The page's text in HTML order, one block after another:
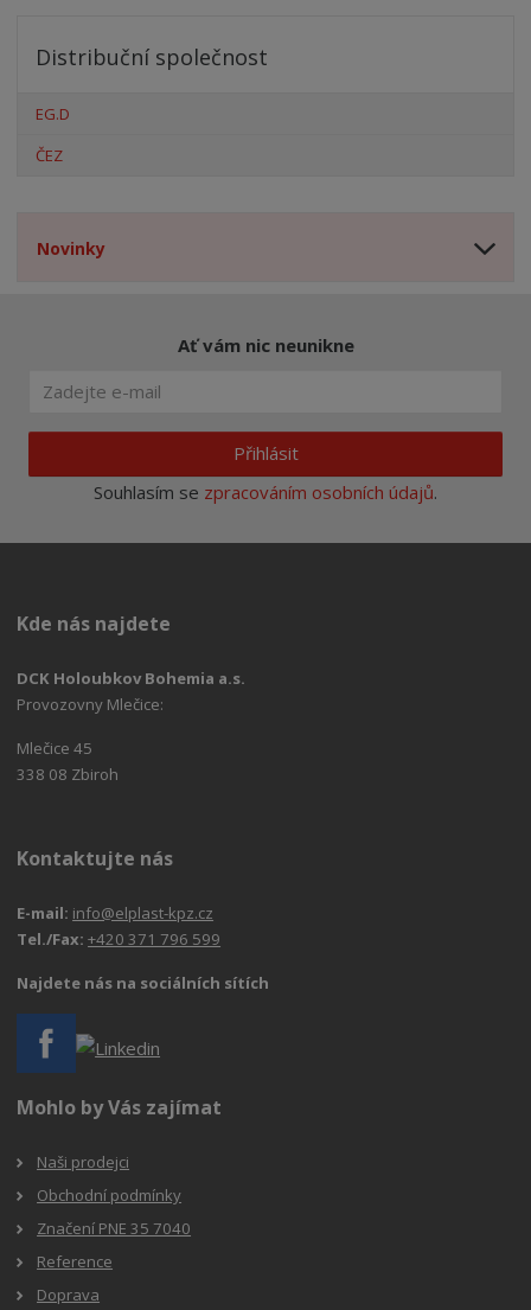
Distribuční společnost
EG.D
ČEZ
Novinky
Ať vám nic neunikne
Přihlásit
Souhlasím se zpracováním osobních údajů.
Kde nás najdete
DCK Holoubkov Bohemia a.s.
Provozovny Mlečice:
Mlečice 45
338 08 Zbiroh
Kontaktujte nás
E-mail: info@elplast-kpz.cz
Tel./Fax:+420 371 796 599
Najdete nás na sociálních sítích
Mohlo by Vás zajímat
Naši prodejci
Obchodní podmínky
Značení PNE 35 7040
Reference
Doprava